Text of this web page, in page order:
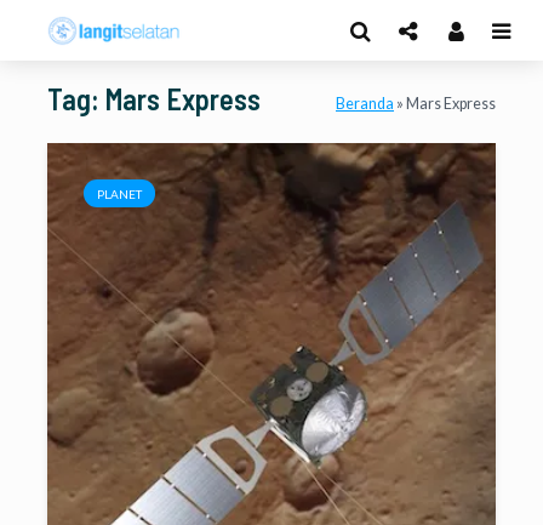
Tag: Mars Express Beranda » Mars Express
PLANET